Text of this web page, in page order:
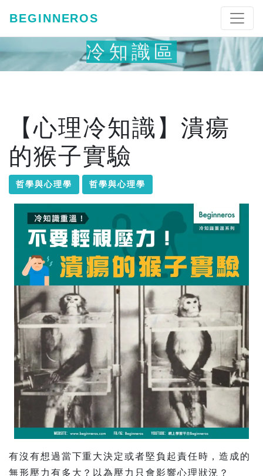
BEGINNEROS
冷知識區
【心理冷知識】潰瘍
的猴子實驗
哲學與心理學 哲學與心理學
有沒有想過當下重大決定或者堅負起責任時，造成的
無形壓力有多大？以為壓力只會影響心理狀況？